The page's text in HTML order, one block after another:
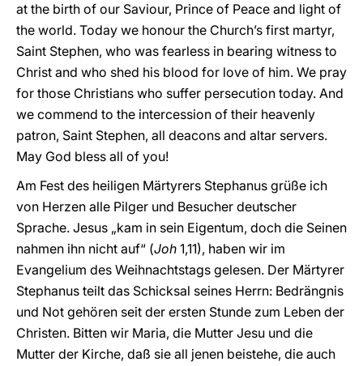
at the birth of our Saviour, Prince of Peace and light of
the world. Today we honour the Church’s first martyr,
Saint Stephen, who was fearless in bearing witness to
Christ and who shed his blood for love of him. We pray
for those Christians who suffer persecution today. And
we commend to the intercession of their heavenly
patron, Saint Stephen, all deacons and altar servers.
May God bless all of you!
Am Fest des heiligen Märtyrers Stephanus grüße ich
von Herzen alle Pilger und Besucher deutscher
Sprache. Jesus „kam in sein Eigentum, doch die Seinen
nahmen ihn nicht auf“ (Joh 1,11), haben wir im
Evangelium des Weihnachtstags gelesen. Der Märtyrer
Stephanus teilt das Schicksal seines Herrn: Bedrängnis
und Not gehören seit der ersten Stunde zum Leben der
Christen. Bitten wir Maria, die Mutter Jesu und die
Mutter der Kirche, daß sie all jenen beistehe, die auch